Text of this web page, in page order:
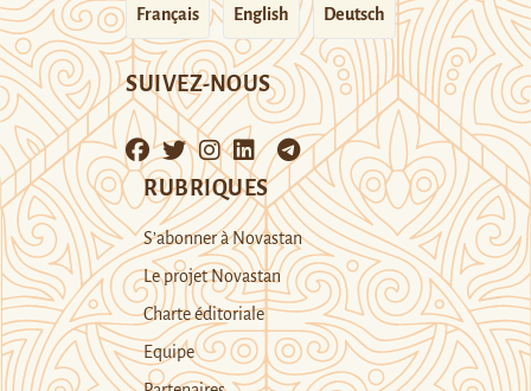
Français English Deutsch
SUIVEZ-NOUS
RUBRIQUES
S’abonner à Novastan
Le projet Novastan
Charte éditoriale
Equipe